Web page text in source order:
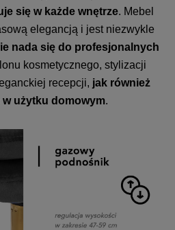
się w każde wnętrze. Mebel
elegancją i jest niezwykle
nada się do profesjonalnych
kosmetycznego, stylizacji
recepcji, jak również
użytku domowym.